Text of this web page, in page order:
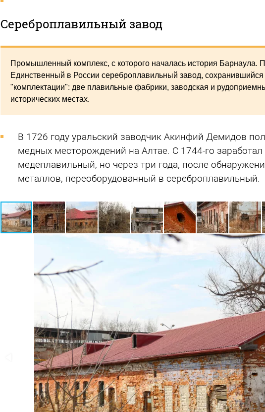
Сереброплавильный завод
Промышленный комплекс, с которого началась история Барнаула.
Единственный в России сереброплавильный завод, сохранившийся
"комплектации": две плавильные фабрики, заводская и
исторических местах.
В 1726 году уральский заводчик Акинфий Демидов
медных месторождений на Алтае. С 1744-го заработал
медеплавильный, но через три года, после
металлов, переоборудованный в сереброплавильный.